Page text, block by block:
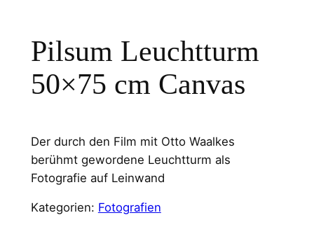
Pilsum Leuchtturm
50×75 cm Canvas
Der durch den Film mit Otto Waalkes
berühmt gewordene Leuchtturm als
Fotografie auf Leinwand
Kategorien: Fotografien